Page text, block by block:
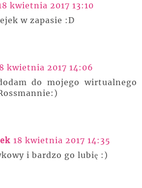
kwietnia 2017 13:10
w zapasie :D
kwietnia 2017 14:06
do mojego wirtualnego
18 kwietnia 2017 14:35
i bardzo go lubię :)